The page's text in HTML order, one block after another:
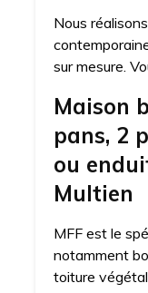
Nous
sur mesure.
Maison
pans, 2
ou
Multien
MFF est le
notamment
toiture